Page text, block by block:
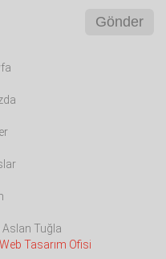
Gönder
Tuğla
Tasarım Ofisi